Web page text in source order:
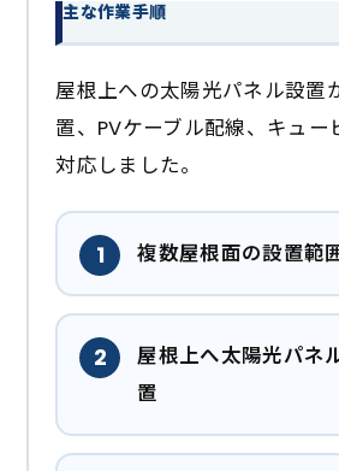
主な作業手順
屋根上への太陽光パネル設置
置、PVケーブル配線、キュー
対応しました。
複数屋根面の設置範
屋根上へ太陽光パネ
置